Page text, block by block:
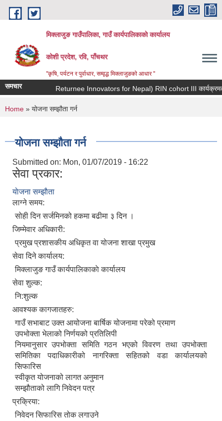
Skip to main content
मिक्लाजुङ गाउँपालिका, गाउँ कार्यपालिकाकाे कार्यालय
कोशी प्रदेश, रवि, पाँचथर
''कृषि, पर्यटन र पुर्वाधार, सम्वृद्ध मिक्लाजुङको आधार ''
समचार
You are here
Home » योजना सम्झौता गर्न
योजना सम्झौता गर्न
Submitted on: Mon, 01/07/2019 - 16:22
सेवा प्रकार:
याेजना सम्झाैता
लाग्ने समय:
सोही दिन सर्जमिनको हकमा बढीमा ३ दिन ।
जिम्मेवार अधिकारी:
प्रमुख प्रशासकीय अधिकृत वा योजना शाखा प्रमुख
सेवा दिने कार्यालय:
मिक्लाजुङ गाउँ कार्यपालिकाकाे कार्यालय
सेवा शुल्क:
नि:शुल्क
आवश्यक कागजातहरु:
गाउँ सभाबाट उक्त आयोजना बार्षिक योजनामा परेको प्रमाण
उपभोक्ता भेलाको निर्णयको प्रतिलिपी
नियमानुसार उपभोक्ता समिति गठन भएको विवरण तथा उपभोक्ता
समितिका पदाधिकारीको नागरिक्ता सहितको वडा कार्यालयको
सिफारिस
स्वीकृत योजनाको लागत अनुमान
सम्झौताको लागि निवेदन पत्र
प्रक्रिया:
निवेदन सिफारिस तोक लगाउने